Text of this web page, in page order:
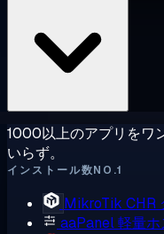
1000以上のアプリをワ
いらず。
インストール数NO.1
MikroTik CHR
aaPanel軽量